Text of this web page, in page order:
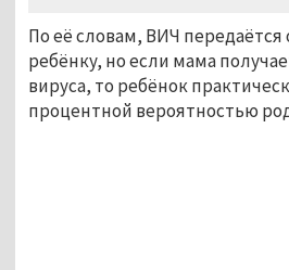
По её словам, ВИЧ передаётся
ребёнку, но если мама
вируса, то ребёнок
процентной вероятностью